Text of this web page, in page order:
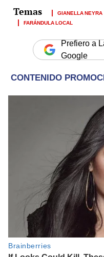
GIANELLA NEYRA
FARÁNDULA LOCAL
Prefiero a
Google